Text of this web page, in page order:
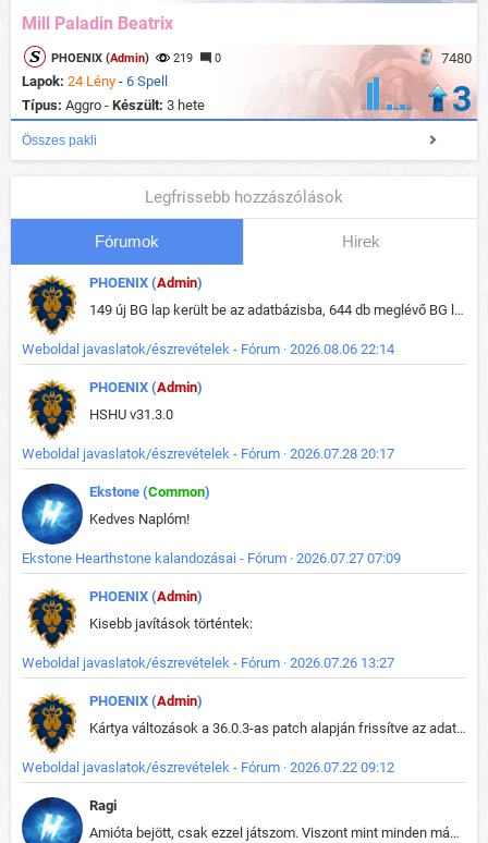
Mill Paladin Beatrix
7480
PHOENIX (Admin) 219 0
Lapok: 24 Lény - 6 Spell
Típus: Aggro - Készült: 3 hete 3
Összes pakli
Legfrissebb hozzászólások
Fórumok Hirek
PHOENIX (Admin)
149 új BG lap került be az adatbázisba, 644 db meglévő BG lap módosult, bekerültek az új képek a megváltozott lapokhoz is.
Weboldal javaslatok/észrevételek - Fórum · 2026.08.06 22:14
PHOENIX (Admin)
HSHU v31.3.0
Weboldal javaslatok/észrevételek - Fórum · 2026.07.28 20:17
Ekstone (Common)
Kedves Naplóm!
Ekstone Hearthstone kalandozásai - Fórum · 2026.07.27 07:09
PHOENIX (Admin)
Kisebb javítások történtek:
Weboldal javaslatok/észrevételek - Fórum · 2026.07.26 13:27
PHOENIX (Admin)
Kártya változások a 36.0.3-as patch alapján frissítve az adatbázisban (képek is cserélve).
Weboldal javaslatok/észrevételek - Fórum · 2026.07.22 09:12
Ragi
Amióta bejött, csak ezzel játszom. Viszont mint minden más - akár az alapjáték is, ez is baromira összetett lett. Néha már pár kör után is esélytelen az egész. Vagy irreállisan túltápol valaki, vagy lelép a partner, vagy csak hülye mint a segg. És amikor eljönne az én időm, na akkor jön el mindenki másé is. Engem jobban érdekelne, hogy ki milyen ratingen szokott játszani. Na ez lenne egy érdekes adat.